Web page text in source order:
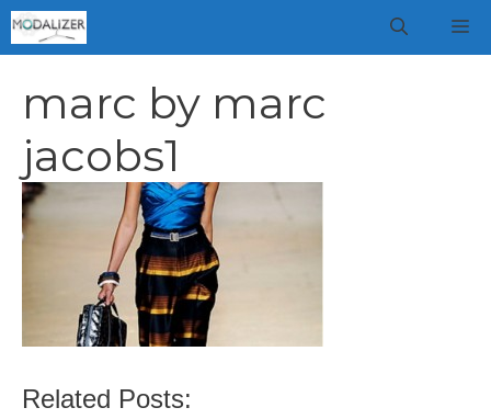
Vai
al
marc by marc
jacobs1
Related Posts: